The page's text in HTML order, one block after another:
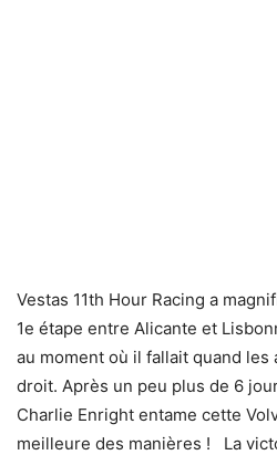
Vestas 11th Hour Racing a
1e étape entre Alicante et
au moment où il fallait quand les
droit. Après un peu plus de 6
Charlie Enright entame cette
meilleure des manières ! La